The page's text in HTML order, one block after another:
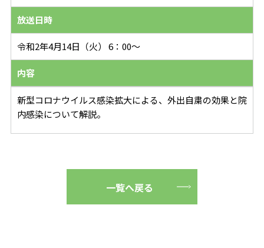
放送日時
令和2年4月14日（火） 6：00～
内容
新型コロナウイルス感染拡大による、外出自粛の効果と院
内感染について解説。
一覧へ戻る